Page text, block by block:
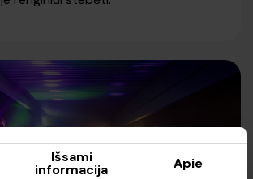
Išsami
informacija Apie